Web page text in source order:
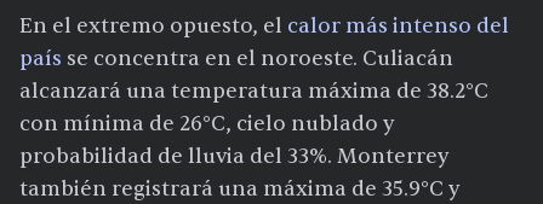
En el extremo opuesto, el calor más intenso del
país se concentra en el noroeste. Culiacán
alcanzará una temperatura máxima de 38.2°C
con mínima de 26°C, cielo nublado y
probabilidad de lluvia del 33%. Monterrey
también registrará una máxima de 35.9°C y